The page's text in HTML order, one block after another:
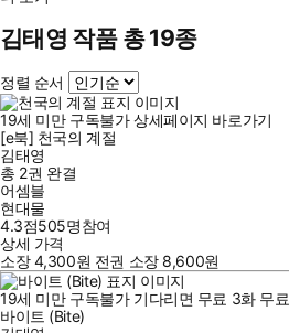
김태영 작품 총 19종
정렬 순서
19세 미만 구독불가 상세페이지 바로가기
[e북] 천국의 계절
김태영
총 2권 완결
어셈블
현대물
4.3점505명참여
상세 가격
소장4,300원 전권 소장 8,600원
19세 미만 구독불가 기다리면 무료 3화 무료
바이트 (Bite)